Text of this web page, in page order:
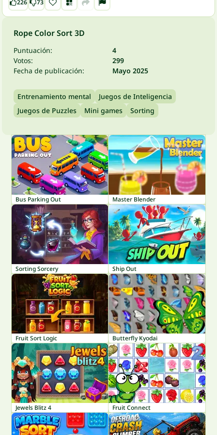
226 73
Rope Color Sort 3D
Puntuación:
4
Votos:
299
Fecha de publicación:
Mayo 2025
Entrenamiento mental
Juegos de Inteligencia
Juegos de Puzzles
Mini games Sorting
Bus Parking Out Master Blender
Sorting Sorcery Ship Out
Fruit Sort Logic Butterfly Kyodai
Jewels Blitz 4 Fruit Connect